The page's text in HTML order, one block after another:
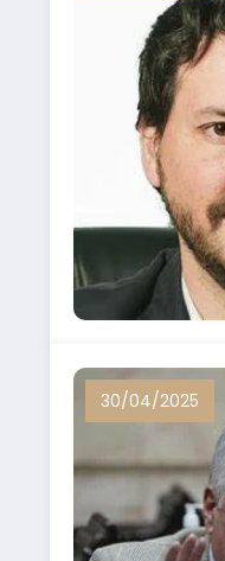
30/04/2025